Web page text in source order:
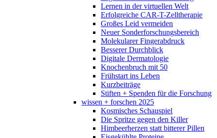
Lernen in der virtuellen Welt
Erfolgreiche CAR-T-Zelltherapie
Großes Leid vermeiden
Neuer Sonderforschungsbereich
Molekularer Fingerabdruck
Besserer Durchblick
Digitale Dermatologie
Knochenbruch mit 50
Frühstart ins Leben
Kurzbeiträge
Stiften + Spenden für die Forschung
wissen + forschen 2025
Kosmisches Schauspiel
Die Spritze gegen den Killer
Himbeerherzen statt bitterer Pillen